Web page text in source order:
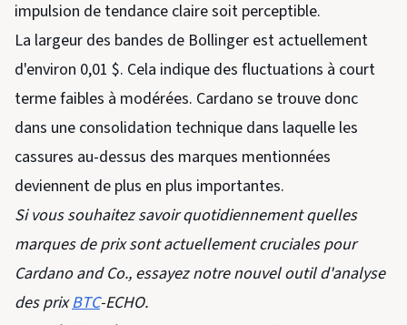
impulsion de tendance claire soit perceptible.
La largeur des bandes de Bollinger est actuellement
d'environ 0,01 $. Cela indique des fluctuations à court
terme faibles à modérées. Cardano se trouve donc
dans une consolidation technique dans laquelle les
cassures au-dessus des marques mentionnées
deviennent de plus en plus importantes.
Si vous souhaitez savoir quotidiennement quelles
marques de prix sont actuellement cruciales pour
Cardano and Co., essayez notre nouvel outil d'analyse
des prixBTC-ECHO.